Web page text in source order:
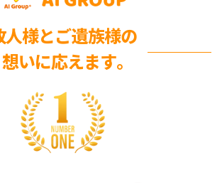
人様とご遺族様の
想いに応えます｡